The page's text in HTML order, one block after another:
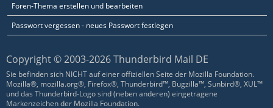
Foren-Thema erstellen und bearbeiten
Passwort vergessen - neues Passwort festlegen
Copyright © 2003-2026 Thunderbird Mail DE
Sie befinden sich NICHT auf einer offiziellen Seite der Mozilla Foundation.
Mozilla®, mozilla.org®, Firefox®, Thunderbird™, Bugzilla™, Sunbird®, XUL™
und das Thunderbird-Logo sind (neben anderen) eingetragene
Markenzeichen der Mozilla Foundation.